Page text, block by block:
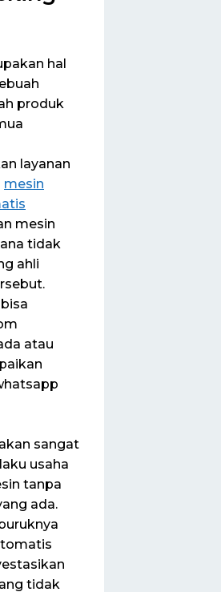
hal
produk
layanan
mesin
mesin
tidak
ahli
atau
sangat
usaha
tanpa
ada.
tidak